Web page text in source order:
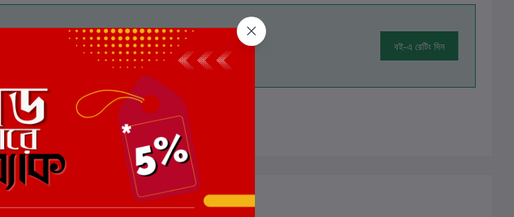
বই-এ রেটিং দিন
এই বইয়ের জন্য এখনও কোন পর্যালোচনা নেই